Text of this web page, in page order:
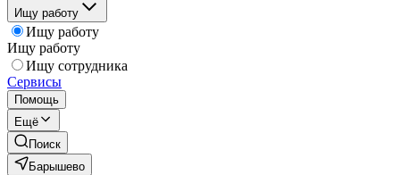
Ищу работу
Ищу работу
Ищу работу
Ищу сотрудника
Сервисы
Помощь
Ещё
Поиск
Барышево